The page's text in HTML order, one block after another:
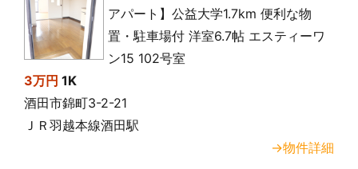
アパート】公益大学1.7km 便利な物
置・駐車場付 洋室6.7帖 エスティーワ
ン15 102号室
3万円 1K
酒田市錦町3-2-21
ＪＲ羽越本線酒田駅
→物件詳細